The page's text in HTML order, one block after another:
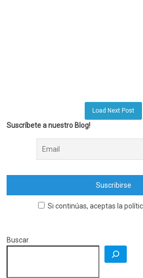
Load Next Post
Suscríbete a nuestro Blog!
Si continúas, aceptas la
Buscar